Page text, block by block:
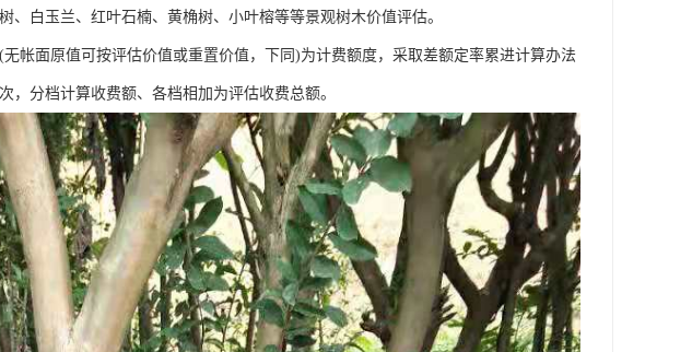
白玉兰、红叶石楠、黄桷树、小叶榕等等景观树木价值评估。
帐面原值可按评估价值或重置价值，下同)为计费额度，采取差额定率累进计算办法
分档计算收费额、各档相加为评估收费总额。